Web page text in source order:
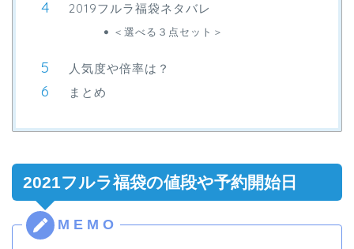
2019フルラ福袋ネタバレ
＜選べる３点セット＞
人気度や倍率は？
まとめ
2021フルラ福袋の値段や予約開始日